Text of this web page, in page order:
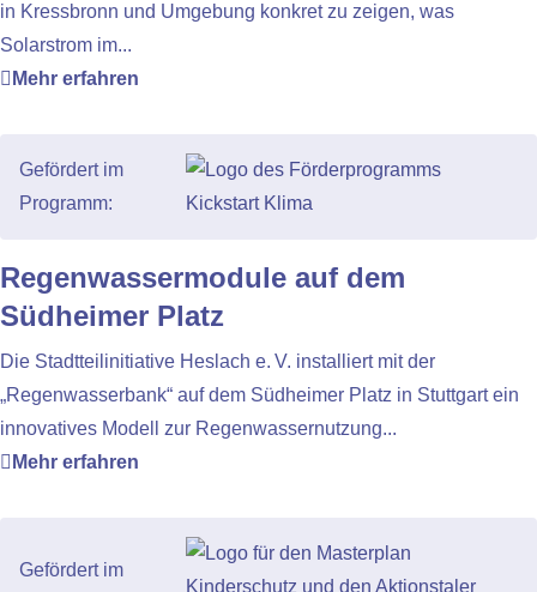
in Kressbronn und Umgebung konkret zu zeigen, was
Solarstrom im...
Mehr erfahren
Gefördert im
Programm:
Regenwassermodule auf dem
Südheimer Platz
Die Stadtteilinitiative Heslach e. V. installiert mit der
„Regenwasserbank“ auf dem Südheimer Platz in Stuttgart ein
innovatives Modell zur Regenwassernutzung...
Mehr erfahren
Gefördert im